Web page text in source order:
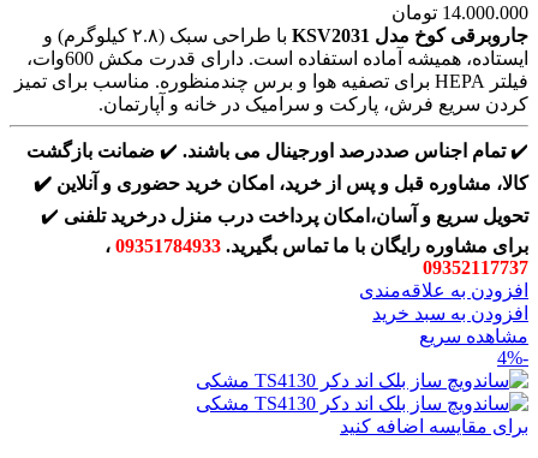
14.000.000 تومان
جاروبرقی کوخ مدل KSV2031
با طراحی سبک (۲.۸ کیلوگرم) و
ایستاده، همیشه آماده استفاده است. دارای قدرت مکش 600وات،
فیلتر HEPA برای تصفیه هوا و برس چندمنظوره. مناسب برای تمیز
کردن سریع فرش، پارکت و سرامیک در خانه و آپارتمان.
✔️تمام اجناس صددرصد اورجینال می باشند. ✔️ ضمانت بازگشت
کالا، مشاوره قبل و پس از خرید، امکان خرید حضوری و آنلاین ✔️
تحویل سریع و آسان،امکان پرداخت درب منزل درخرید تلفنی ✔️
برای مشاوره رایگان با ما تماس بگیرید. 09351784933 ،
09352117737
افزودن به علاقه‌مندی
افزودن به سبد خرید
مشاهده سریع
-4%
برای مقایسه اضافه کنید